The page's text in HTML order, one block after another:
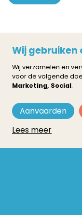
Wij gebruiken
Wij verzamelen en
voor de volgende
Marketing, Social.
Aanvaarden
Lees meer